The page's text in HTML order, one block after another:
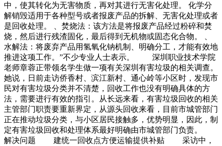
中，使其转化为无害物质，再对其进行无害化处理。 化学分
解销毁适用于各种型号或者报废产品的拆解、无害化处理或者
是回收处理。 、焚烧法：该方法是将报废产品经过粉碎和焚
烧，然后进行残渣固化，最后得到无机物或固态化合物。 、
水解法：将废弃产品用氢氧化钠机制、明确分工，才能有效地
推进这项工作。”不少专业人士表示。 深圳职业技术学院
老师章蓉正带领名学生做一项有关深圳有害垃圾的相关调查。
她说，日前走访侨香村、滨江新村、通心岭等小区时，发现市
民对有害垃圾分类并不清楚，回收工作也没有明确具体的方
法，需要进行有效的指引。从长远来看，有害垃圾回收的相关
主管部门职责要重新界定，从源头回收来看，目前市城管部门
正在推动垃圾分类，与小区居民接触多，优势明显，因此，制
定有害垃圾回收和处理体系最好明确由市城管部门负责。
解决问题 建统一回收点方便运输提供补贴 采访中，